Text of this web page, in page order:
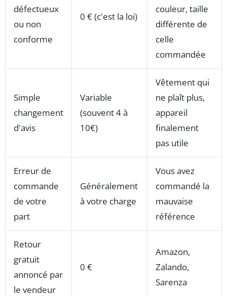
défectueux
ou non
conforme
0 € (c'est la loi)
couleur, taille
différente de
celle
commandée
Simple
changement
d'avis
Variable
(souvent 4 à
10€)
Vêtement qui
ne plaît plus,
appareil
finalement
pas utile
Erreur de
commande
de votre
part
Généralement
à votre charge
Vous avez
commandé la
mauvaise
référence
Retour
gratuit
annoncé par
le vendeur
0 €
Amazon,
Zalando,
Sarenza